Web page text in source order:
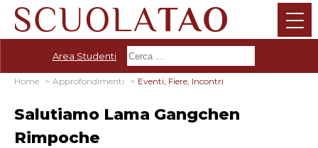
Area Studenti
Home Approfondimenti Eventi, Fiere, Incontri
Salutiamo Lama Gangchen
Rimpoche